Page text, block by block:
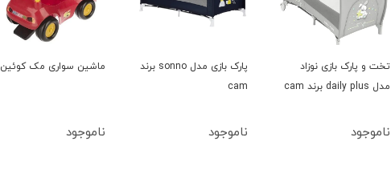
تخت و پارک بازی نوزاد
مدل daily plus برند cam
ناموجود
پارک بازی مدل sonno برند
cam
ناموجود
ماشین سواری مک کوئین
ناموجود